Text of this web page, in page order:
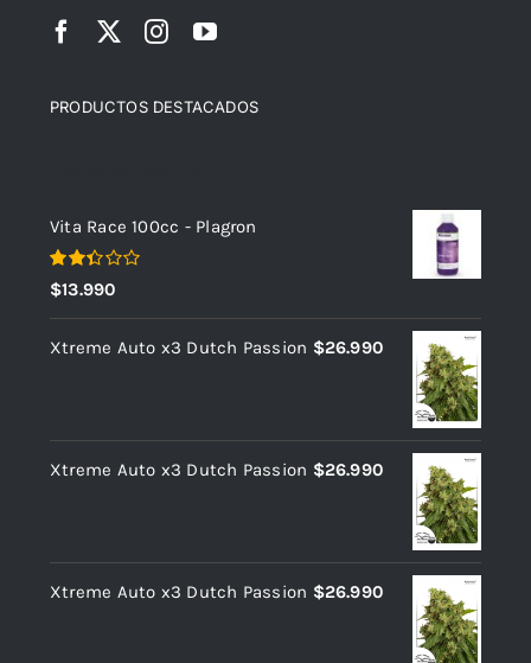
PRODUCTOS DESTACADOS
Vita Race 100cc - Plagron
Valorado
con
2.36
de 5
$13.990
Xtreme Auto x3 Dutch Passion $26.990
Xtreme Auto x3 Dutch Passion $26.990
Xtreme Auto x3 Dutch Passion $26.990